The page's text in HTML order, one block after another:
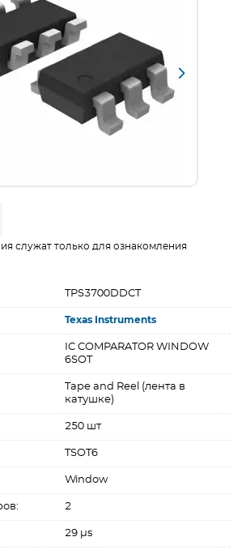
служат только для ознакомления
TPS3700DDCT
Texas Instruments
IC COMPARATOR WINDOW
6SOT
Tape and Reel (лента в
катушке)
250 шт
TSOT6
Window
2
29 µs